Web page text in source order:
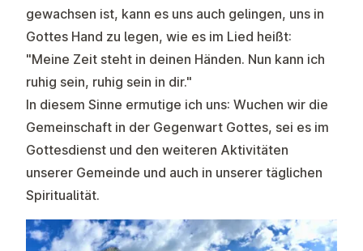
gewachsen ist, kann es uns auch gelingen, uns in
Gottes Hand zu legen, wie es im Lied heißt:
"Meine Zeit steht in deinen Händen. Nun kann ich
ruhig sein, ruhig sein in dir."
In diesem Sinne ermutige ich uns: Wuchen wir die
Gemeinschaft in der Gegenwart Gottes, sei es im
Gottesdienst und den weiteren Aktivitäten
unserer Gemeinde und auch in unserer täglichen
Spiritualität.